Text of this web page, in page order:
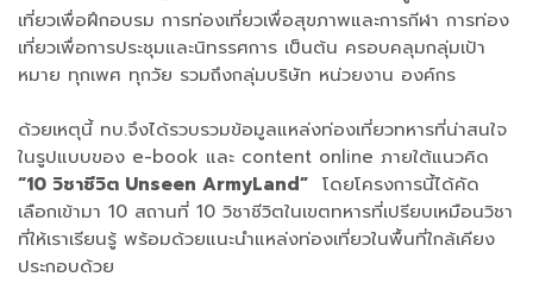
เที่ยวเพื่อฝึกอบรม การท่องเที่ยวเพื่อสุขภาพและการกีฬา การท่อง
เที่ยวเพื่อการประชุมและนิทรรศการ เป็นต้น ครอบคลุมกลุ่มเป้า
หมาย ทุกเพศ ทุกวัย รวมถึงกลุ่มบริษัท หน่วยงาน องค์กร
ด้วยเหตุนี้ ทบ.จึงได้รวบรวมข้อมูลแหล่งท่องเที่ยวทหารที่น่าสนใจ
ในรูปแบบของ e-book และ content online ภายใต้แนวคิด
“10 วิชาชีวิต Unseen ArmyLand” โดยโครงการนี้ได้คัด
เลือกเข้ามา 10 สถานที่ 10 วิชาชีวิตในเขตทหารที่เปรียบเหมือนวิชา
ที่ให้เราเรียนรู้ พร้อมด้วยแนะนำแหล่งท่องเที่ยวในพื้นที่ใกล้เคียง
ประกอบด้วย